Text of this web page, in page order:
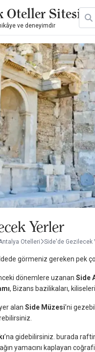
Oteller Sitesi
ve deneyimdir
Yerler
Otelleri Side'de Gezilecek
görmeniz gereken pek
dönemlere uzanan Side
, Bizans bazilikaları,
alan Side Müzesi’ni
’na gidebilirsiniz. burada
yamacını kaplayan